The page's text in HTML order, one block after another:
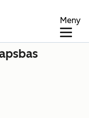
Meny